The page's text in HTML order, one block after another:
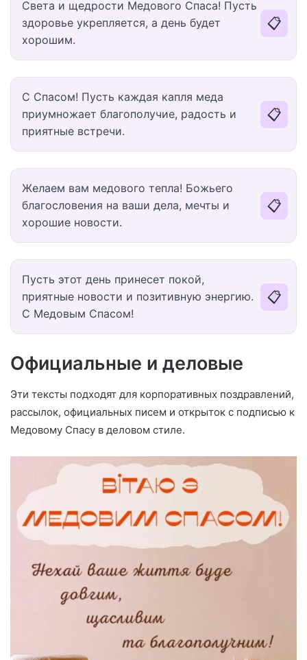
Света и щедрости Медового Спаса! Пусть
здоровье укрепляется, а день будет
хорошим.
📋
С Спасом! Пусть каждая капля меда
приумножает благополучие, радость и
приятные встречи.
📋
Желаем вам медового тепла! Божьего
благословения на ваши дела, мечты и
хорошие новости.
📋
Пусть этот день принесет покой,
приятные новости и позитивную энергию.
С Медовым Спасом!
📋
Официальные и деловые
Эти тексты подходят для корпоративных поздравлений,
рассылок, официальных писем и открыток с подписью к
Медовому Спасу в деловом стиле.